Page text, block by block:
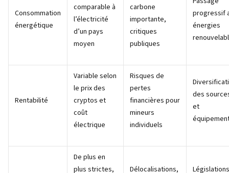
Consommation
énergétique
comparable à
l’électricité
d’un pays
moyen
carbone
importante,
critiques
publiques
progressif
énergies
Rentabilité
Variable selon
le prix des
cryptos et
coût
électrique
Risques de
pertes
financières pour
mineurs
individuels
des
et
De plus en
plus strictes,
Délocalisations, Législations